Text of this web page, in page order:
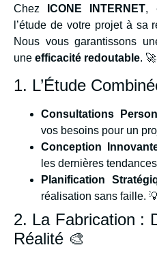
Chez ICONE INTERNET,
l’étude de votre projet à sa
Nous vous garantissons
une efficacité redoutable. 🚀
1. L’Étude
Consultations
vos besoins pour un
Conception
les dernières
Planification
réalisation sans faille.
2. La Fabrication :
Réalité 🎨